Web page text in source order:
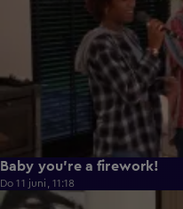
Baby you're a firework!
Do 11 juni, 11:18
0:43